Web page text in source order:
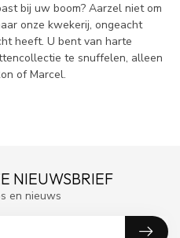
bij uw boom? Aarzel niet om
onze kwekerij, ongeacht
heeft. U bent van harte
te snuffelen, alleen
of Marcel.
NIEUWSBRIEF
en nieuws